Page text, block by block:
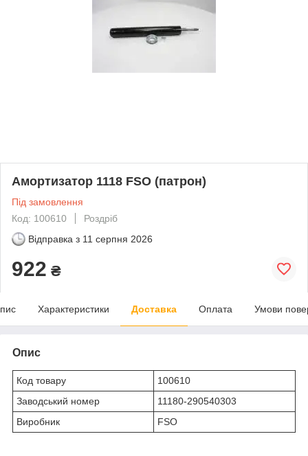
Амортизатор 1118 FSO (патрон)
Під замовлення
Код: 100610
Роздріб
Відправка з 11 серпня 2026
922 ₴
Характеристики Доставка Оплата Умови
Опис
Код товару
100610
Заводський номер
11180-290540303
Виробник
FSO